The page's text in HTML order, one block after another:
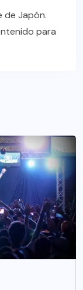
de Japón.
para